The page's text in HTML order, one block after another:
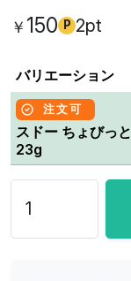
￥ 150 P 2pt
バリエーション
注文可
スドー ちょびっ
23g